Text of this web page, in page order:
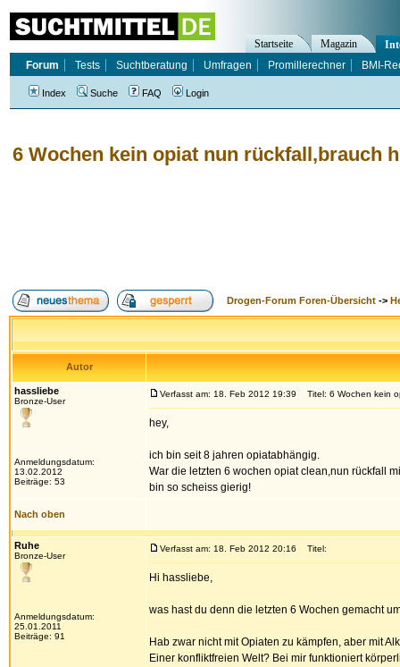
6 Wochen kein opiat nun rückfall,brauch
Drogen-Forum Foren-Übersicht ->
Autor
hassliebe
Bronze-User
Anmeldungsdatum:
13.02.2012
Beiträge: 53
Verfasst am: 18. Feb 2012 19:39 Titel: 6 Wochen kein
hey,
ich bin seit 8 jahren opiatabhängig.
War die letzten 6 wochen opiat clean,nun rückfall
bin so scheiss gierig!
Nach oben
Ruhe
Bronze-User
Anmeldungsdatum:
25.01.2011
Beiträge: 91
Verfasst am: 18. Feb 2012 20:16 Titel:
Hi hassliebe,
was hast du denn die letzten 6 Wochen gemacht
Hab zwar nicht mit Opiaten zu kämpfen, aber mit
Einer konfliktfreien Welt? Bei mir funktioniert
Startseite Magazin
Forum
Tests Suchtberatung Umfragen Promillerechner BMI-
Index Suche FAQ Login